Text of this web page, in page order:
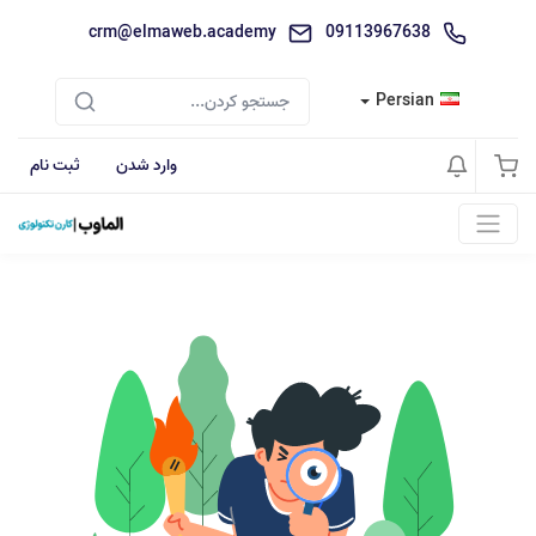
09113967638
crm@elmaweb.academy
Persian
وارد شدن ثبت نام